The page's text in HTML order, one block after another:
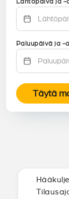
Lähtöpäivä ja -
Paluupäivä ja -
Täytä